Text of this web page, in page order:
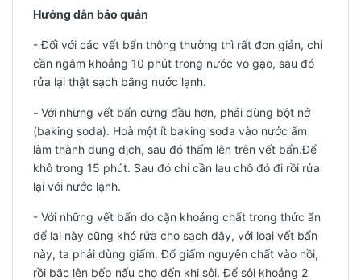
Hướng dẫn bảo quản
- Đối với các vết bẩn thông thường thì rất đơn giản, chỉ
cần ngâm khoảng 10 phút trong nước vo gạo, sau đó
rửa lại thật sạch bằng nước lạnh.
- Với những vết bẩn cứng đầu hơn, phải dùng bột nở
(baking soda). Hoà một ít baking soda vào nước ấm
làm thành dung dịch, sau đó thấm lên trên vết bẩn.Để
khô trong 15 phút. Sau đó chỉ cần lau chỗ đó đi rồi rửa
lại với nước lạnh.
- Với những vết bẩn do cặn khoáng chất trong thức ăn
để lại này cũng khó rửa cho sạch đây, với loại vết bẩn
này, ta phải dùng giấm. Đổ giấm nguyên chất vào nồi,
rồi bắc lên bếp nấu cho đến khi sôi. Để sôi khoảng 2